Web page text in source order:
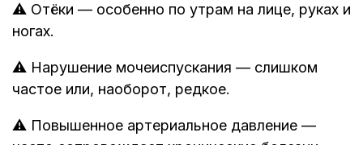
⚠ Отёки — особенно по утрам на лице, руках и
ногах.
⚠ Нарушение мочеиспускания — слишком
частое или, наоборот, редкое.
⚠ Повышенное артериальное давление —